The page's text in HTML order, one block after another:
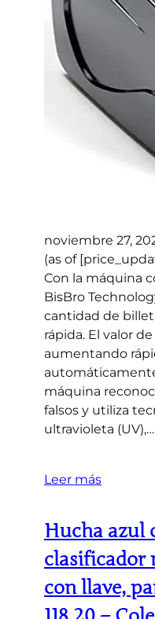
noviembre 27,
(as of
Con la máquina
BisBro
cantidad de
rápida. El valor
aumentando
máquina
falsos y utiliza
ultravioleta (UV),…
Leer más
Hucha azul
clasificador
con llave,